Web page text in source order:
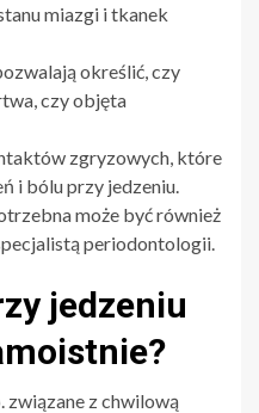
miazgi i tkanek
określić, czy
czy objęta
zgryzowych, które
i bólu przy jedzeniu.
może być również
periodontologii.
jedzeniu
z chwilową